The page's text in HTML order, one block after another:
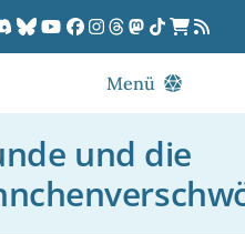
Menü
DORPCast
DORP-TV
und die